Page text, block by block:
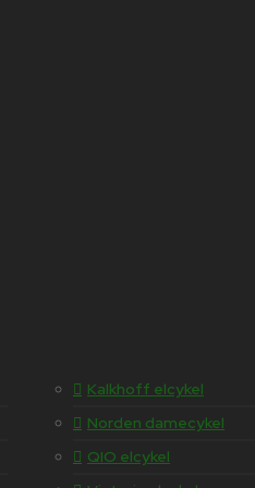
Kalkhoff elcykel
Norden damecykel
QIO elcykel